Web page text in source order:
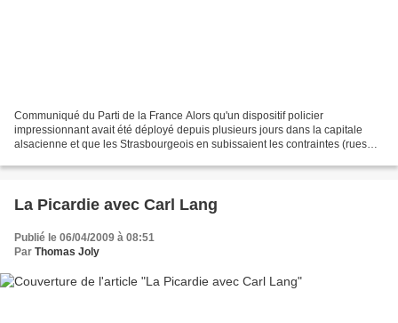
Communiqué du Parti de la France Alors qu'un dispositif policier
impressionnant avait été déployé depuis plusieurs jours dans la capitale
alsacienne et que les Strasbourgeois en subissaient les contraintes (rues
La Picardie avec Carl Lang
Publié le 06/04/2009 à 08:51
Par Thomas Joly